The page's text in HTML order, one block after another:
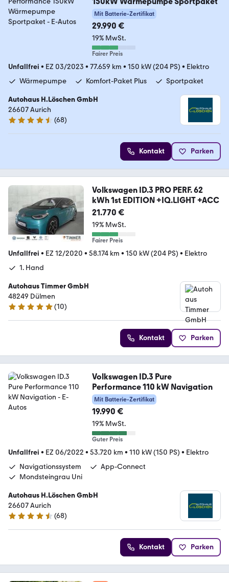
Mit Batterie-Zertifikat
29.990 €
19% MwSt.
Fairer Preis
Unfallfrei • EZ 03/2023 • 77.659 km • 150 kW (204 PS) • Elektro
Wärmepumpe
Komfort-Paket Plus Sportpaket
Autohaus H.Löschen GmbH
26607 Aurich
4.7 Sterne
(68)
Kontakt Parken
Volkswagen ID.3 PRO PERF. 62
kWh 1st EDITION +IQ.LIGHT +ACC
21.770 €
19% MwSt.
Fairer Preis
Unfallfrei • EZ 12/2020 • 58.174 km • 150 kW (204 PS) • Elektro
1. Hand
Autohaus Timmer GmbH
48249 Dülmen
5 Sterne
(10)
Kontakt Parken
Volkswagen ID.3 Pure
Performance 110 kW Navigation
Mit Batterie-Zertifikat
19.990 €
19% MwSt.
Guter Preis
Unfallfrei • EZ 06/2022 • 53.720 km • 110 kW (150 PS) • Elektro
Navigationssystem
App-Connect
Mondsteingrau Uni
Autohaus H.Löschen GmbH
26607 Aurich
4.7 Sterne
(68)
Kontakt Parken